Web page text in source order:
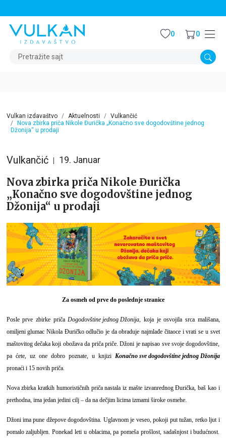
Pretražite sajt
0 0
Vulkan izdavaštvo Aktuelnosti
Vulkančić
Nova zbirka priča Nikole Đurička „Konačno sve dogodovštine jednog
Džonija“ u prodaji
Vulkančić 19. Januar
Nova zbirka priča Nikole Đurička
„Konačno sve dogodovštine jednog
Džonija“ u prodaji
Za osmeh od prve do poslednje stranice
Posle prve zbirke pričaDogodovštine jednog Džonija, koja je osvojila srca mališana,
omiljeni glumac Nikola Đuričko odlučio je da obraduje najmlađe čitaoce i vrati se u svet
maštovitog dečaka koji obožava da priča priče. Džoni je napisao sve svoje dogodovštine,
pa ćete, uz one dobro poznate, u knjizi Konačno sve dogodovštine jednog Džonija
pronaći i 15 novih priča.
Nova zbirka kratkih humorističnih priča nastala iz mašte izvanrednog Đurička, baš kao i
prethodna, ima jedan jedini cilj – da na dečjim licima izmami široke osmehe.
Džoni ima pune džepove dogodovština. Uglavnom je veseo, pokoji put tužan, retko ljut i
pomalo zaljubljen. Ponekad leti u oblacima, pa pomeša prošlost, sadašnjost i budućnost.